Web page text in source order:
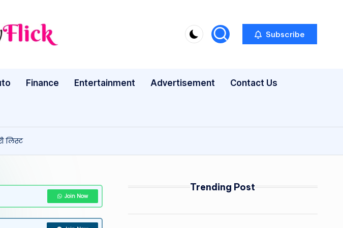
W
ty
ic
k:
te
WittyFlick:
Tech
Around
Subscribe
Finance Entertainment Advertisement Contact Us
लिस्ट
Join Now
Trending Post